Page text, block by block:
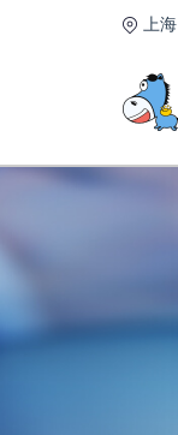
上海